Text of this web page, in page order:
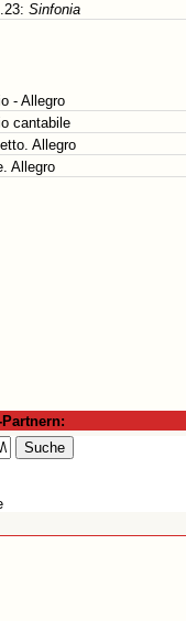
Sinfonia
- Allegro
cantabile
Allegro
Allegro